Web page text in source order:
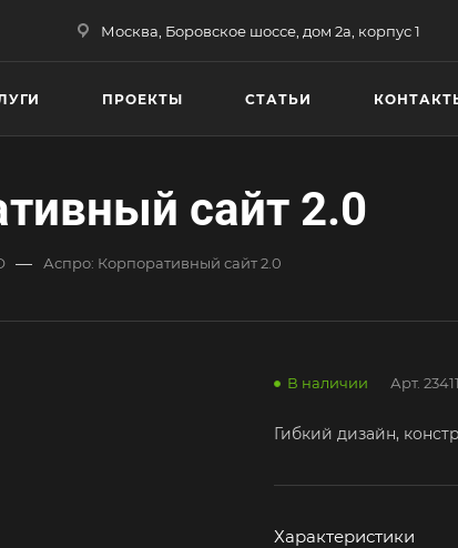
Москва, Боровское шоссе, дом 2а, корпус 1
ПРОЕКТЫ СТАТЬИ
сайт 2.0
— Аспро: Корпоративный сайт 2.0
В наличии Арт.
Гибкий дизайн,
Характеристики